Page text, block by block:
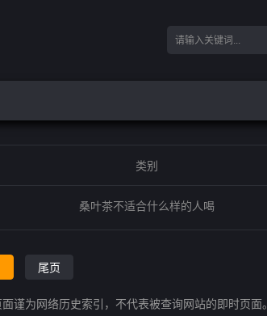
类别
桑叶茶不适合什么样的人喝
尾页
谨为网络历史索引，不代表被查询网站的即时页面。